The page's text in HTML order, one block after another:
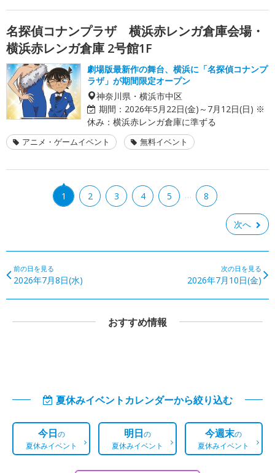
名探偵コナンプラザ 横浜赤レンガ倉庫会場・
横浜赤レンガ倉庫 2号館1F
劇場版最新作の舞台、横浜に「名探偵コナンプ
ラザ」が期間限定オープン
神奈川県・横浜市中区
期間： 2026年5月22日(金)～7月12日(日) ※
休み：横浜赤レンガ倉庫に準ずる
アニメ・ゲームイベント 無料イベント
1 2 3 4 5 … 8
次へ
前の日を見る
2026年7月8日(水)
次の日を見る
2026年7月10日(金)
おすすめ情報
夏休みイベントカレンダーから絞り込む
今日の
夏休みイベント
明日の
夏休みイベント
今週末の
夏休みイベント